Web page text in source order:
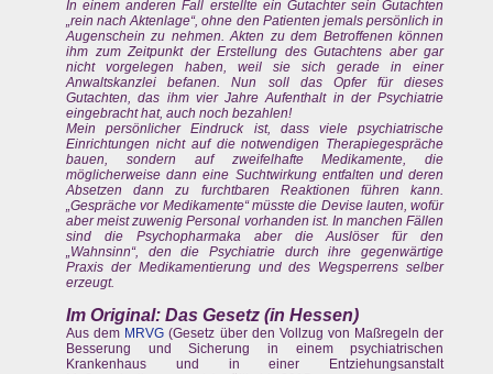
In einem anderen Fall erstellte ein Gutachter sein Gutachten
„rein nach Aktenlage“, ohne den Patienten jemals persönlich in
Augenschein zu nehmen. Akten zu dem Betroffenen können
ihm zum Zeitpunkt der Erstellung des Gutachtens aber gar
nicht vorgelegen haben, weil sie sich gerade in einer
Anwaltskanzlei befanen. Nun soll das Opfer für dieses
Gutachten, das ihm vier Jahre Aufenthalt in der Psychiatrie
eingebracht hat, auch noch bezahlen!
Mein persönlicher Eindruck ist, dass viele psychiatrische
Einrichtungen nicht auf die notwendigen Therapiegespräche
bauen, sondern auf zweifelhafte Medikamente, die
möglicherweise dann eine Suchtwirkung entfalten und deren
Absetzen dann zu furchtbaren Reaktionen führen kann.
„Gespräche vor Medikamente“ müsste die Devise lauten, wofür
aber meist zuwenig Personal vorhanden ist. In manchen Fällen
sind die Psychopharmaka aber die Auslöser für den
„Wahnsinn“, den die Psychiatrie durch ihre gegenwärtige
Praxis der Medikamentierung und des Wegsperrens selber
erzeugt.
Im Original: Das Gesetz (in Hessen)
Aus dem MRVG (Gesetz über den Vollzug von Maßregeln der
Besserung und Sicherung in einem psychiatrischen
Krankenhaus und in einer Entziehungsanstalt